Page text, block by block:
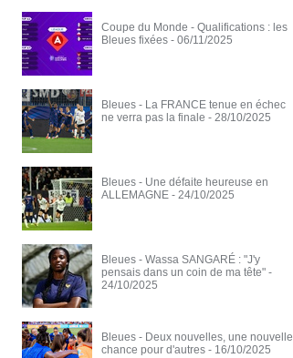
Coupe du Monde - Qualifications : les
Bleues fixées - 06/11/2025
Bleues - La FRANCE tenue en échec
ne verra pas la finale - 28/10/2025
Bleues - Une défaite heureuse en
ALLEMAGNE - 24/10/2025
Bleues - Wassa SANGARÉ : "J'y
pensais dans un coin de ma tête" -
24/10/2025
Bleues - Deux nouvelles, une nouvelle
chance pour d'autres - 16/10/2025